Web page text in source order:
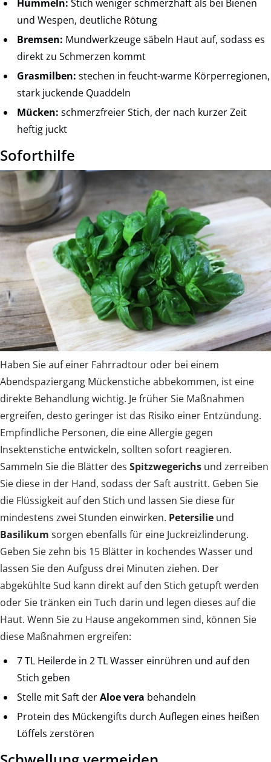
Hummeln: Stich weniger schmerzhaft als bei Bienen
und Wespen, deutliche Rötung
Bremsen: Mundwerkzeuge säbeln Haut auf, sodass es
direkt zu Schmerzen kommt
Grasmilben: stechen in feucht-warme Körperregionen,
stark juckende Quaddeln
Mücken: schmerzfreier Stich, der nach kurzer Zeit
heftig juckt
Soforthilfe
Haben Sie auf einer Fahrradtour oder bei einem
Abendspaziergang Mückenstiche abbekommen, ist eine
direkte Behandlung wichtig. Je früher Sie Maßnahmen
ergreifen, desto geringer ist das Risiko einer Entzündung.
Empfindliche Personen, die eine Allergie gegen
Insektenstiche entwickeln, sollten sofort reagieren.
Sammeln Sie die Blätter des Spitzwegerichs und zerreiben
Sie diese in der Hand, sodass der Saft austritt. Geben Sie
die Flüssigkeit auf den Stich und lassen Sie diese für
mindestens zwei Stunden einwirken. Petersilie und
Basilikum sorgen ebenfalls für eine Juckreizlinderung.
Geben Sie zehn bis 15 Blätter in kochendes Wasser und
lassen Sie den Aufguss drei Minuten ziehen. Der
abgekühlte Sud kann direkt auf den Stich getupft werden
oder Sie tränken ein Tuch darin und legen dieses auf die
Haut. Wenn Sie zu Hause angekommen sind, können Sie
diese Maßnahmen ergreifen:
7 TL Heilerde in 2 TL Wasser einrühren und auf den
Stich geben
Stelle mit Saft derAloe vera behandeln
Protein des Mückengifts durch Auflegen eines heißen
Löffels zerstören